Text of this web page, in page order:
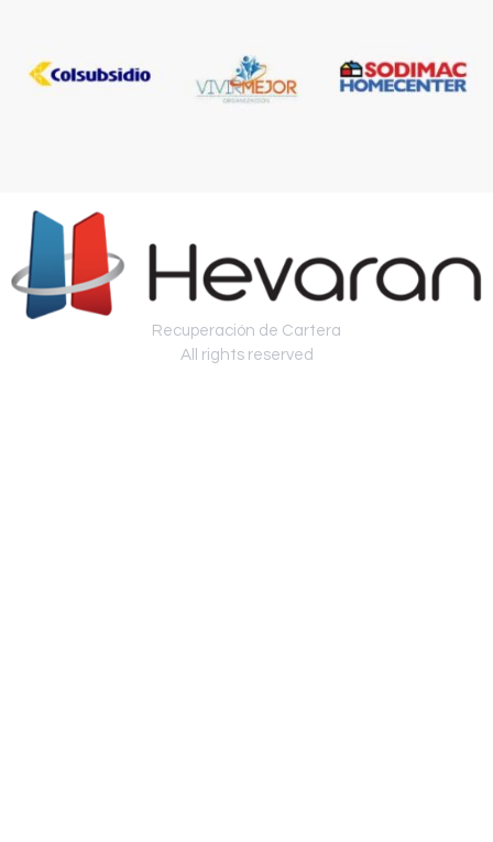
Recuperación de Cartera
All rights reserved